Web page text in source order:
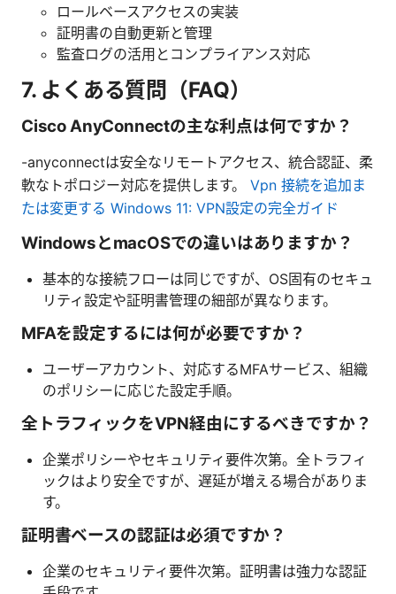
ロールベースアクセスの実装
証明書の自動更新と管理
監査ログの活用とコンプライアンス対応
7. よくある質問（FAQ）
Cisco AnyConnectの主な利点は何ですか？
-anyconnectは安全なリモートアクセス、統合認証、柔
軟なトポロジー対応を提供します。 Vpn 接続を追加ま
たは変更する Windows 11: VPN設定の完全ガイド
WindowsとmacOSでの違いはありますか？
基本的な接続フローは同じですが、OS固有のセキュ
リティ設定や証明書管理の細部が異なります。
MFAを設定するには何が必要ですか？
ユーザーアカウント、対応するMFAサービス、組織
のポリシーに応じた設定手順。
全トラフィックをVPN経由にするべきですか？
企業ポリシーやセキュリティ要件次第。全トラフィ
ックはより安全ですが、遅延が増える場合がありま
す。
証明書ベースの認証は必須ですか？
企業のセキュリティ要件次第。証明書は強力な認証